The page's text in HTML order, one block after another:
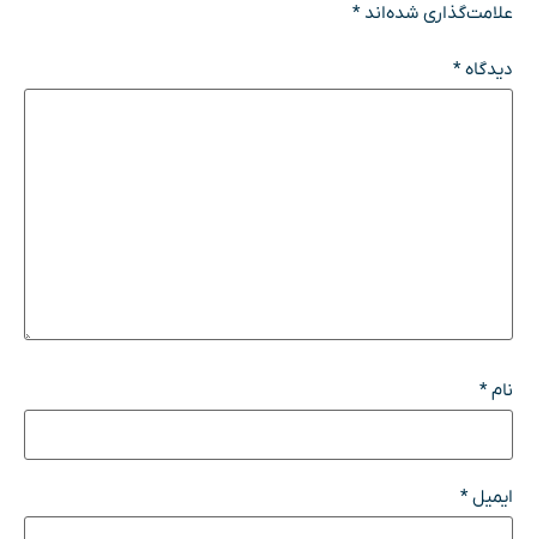
علامت‌گذاری شده‌اند*
دیدگاه*
نام*
ایمیل*